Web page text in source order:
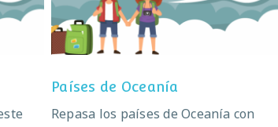
Países de Oceanía
Repasa los países de Oceanía con